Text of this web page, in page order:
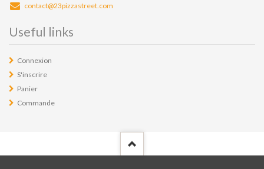
contact@23pizzastreet.com
Useful links
Connexion
S'inscrire
Panier
Commande